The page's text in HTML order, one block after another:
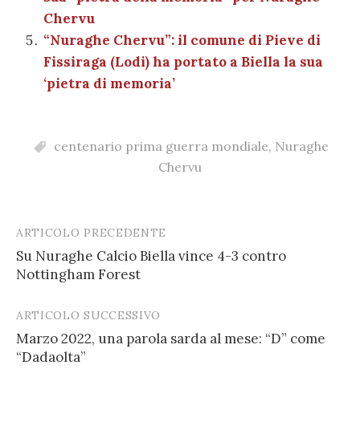
Chervu
“Nuraghe Chervu”: il comune di Pieve di
Fissiraga (Lodi) ha portato a Biella la sua
‘pietra di memoria’
centenario prima guerra mondiale, Nuraghe
Chervu
Post
navigation
ARTICOLO PRECEDENTE
Su Nuraghe Calcio Biella vince 4-3 contro
Nottingham Forest
ARTICOLO SUCCESSIVO
Marzo 2022, una parola sarda al mese: “D” come
“Dadaolta”